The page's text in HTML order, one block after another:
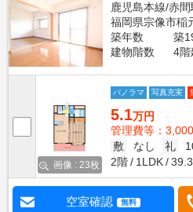
鹿児島本線/赤
福岡県宗像市稲
築年数
築
建物階数
4階
画像 : 23枚
パノラマ 写真充実
5.1万円
管理費等：
敷
なし 礼
2階
1LDK
空室確認 無料